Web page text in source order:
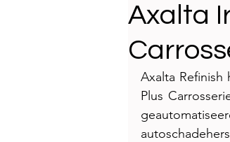
Reportages
Axalta
Axalta
Plus